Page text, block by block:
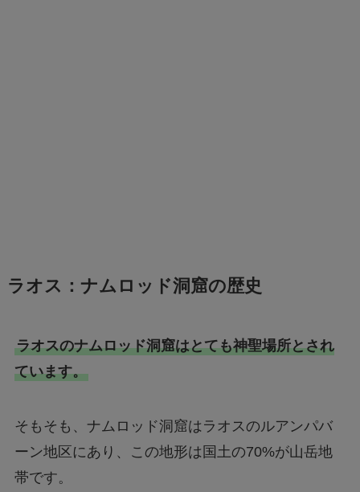
ラオス：ナムロッド洞窟の歴史
ラオスのナムロッド洞窟はとても神聖場所とされ
ています。
そもそも、ナムロッド洞窟はラオスのルアンパバ
ーン地区にあり、この地形は国土の70%が山岳地
帯です。